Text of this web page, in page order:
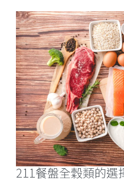
211餐盤全穀類的選